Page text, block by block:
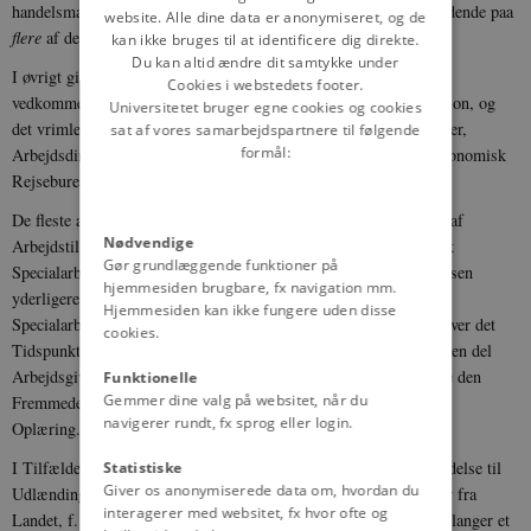
handelsmæssige Fordele for Danmark, eller endelig naar Paagældende paa
flere af de Maader, jeg før har nævnt, har Tilknytning til Landet.
I øvrigt gives Arbejdstilladelse normalt kun efter Anbefaling af
vedkommende Fagministerium eller en eller anden faglig Institution, og
det vrimler derfor i disse Sager med Erklæringer fra Fagforeninger,
Arbejdsdirektoratet, Grosserersocietetet, Artistforbundet, landøkonomisk
Rejsebureau, Musikraadet o. s. v. o. s. v.
De fleste af disse Udtalelser modsætter sig i Reglen Meddelelse af
Arbejdstilladelse. Saafremt der er Mulighed for, at en udenlandsk
Specialarbejder kan oplære dansk Arbejdskraft, betinges Tilladelsen
yderligere af saadan Oplæring, saaledes at den udenlandske
Specialarbejders Arbejdstilladelse som Regel ikke forlænges udover det
Tidspunkt, hvor en dansk Arbejder er oplært; i Praksis foretager en del
Arbejdsgivere dog en Række Krumspring for stadig at konstatere den
Fremmedes Uundværlighed og deres Landsmænds Uegnethed til
Oplæring.
I Tilfælde, hvor der kan blive Tale om som Følge af Arbejdstilladelse til
Udlændinge, at disse senere vil udføre betydelige Pengebeløb her fra
Landet, f. Eks. internationalt berømte Kunstnere, der omtrent forlanger et
website. Alle dine data er anonymiseret, og de
kan ikke bruges til at identificere dig direkte.
Du kan altid ændre dit samtykke under
Cookies i webstedets footer.
Universitetet bruger egne cookies og cookies
sat af vores samarbejdspartnere til følgende
formål:
Nødvendige
Gør grundlæggende funktioner på
hjemmesiden brugbare, fx navigation mm.
Hjemmesiden kan ikke fungere uden disse
cookies.
Funktionelle
Gemmer dine valg på websitet, når du
navigerer rundt, fx sprog eller login.
Statistiske
Giver os anonymiserede data om, hvordan du
interagerer med websitet, fx hvor ofte og